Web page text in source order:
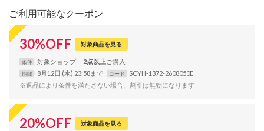
ご利用可能なクーポン
30%OFF 対象商品を見る
条件 対象ショップ 2点以上
期間 8月12日 (水) 23:58まで コード
SCYH-1372-2608050E
※返品により条件を満たさない場合、割引は無効になります
20%OFF 対象商品を見る